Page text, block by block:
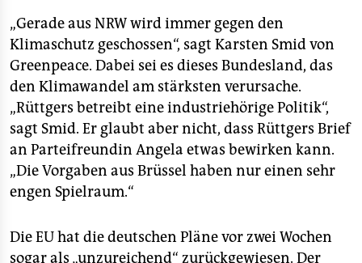
„Gerade aus NRW wird immer gegen den
Klimaschutz geschossen“, sagt Karsten Smid von
Greenpeace. Dabei sei es dieses Bundesland, das
den Klimawandel am stärksten verursache.
„Rüttgers betreibt eine industriehörige Politik“,
sagt Smid. Er glaubt aber nicht, dass Rüttgers Brief
an Parteifreundin Angela etwas bewirken kann.
„Die Vorgaben aus Brüssel haben nur einen sehr
engen Spielraum.“
Die EU hat die deutschen Pläne vor zwei Wochen
sogar als „unzureichend“ zurückgewiesen. Der